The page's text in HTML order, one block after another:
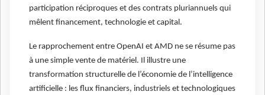
participation réciproques et des contrats pluriannuels qui
mêlent financement, technologie et capital.
Le rapprochement entre OpenAI et AMD ne se résume pas
à une simple vente de matériel. Il illustre une
transformation structurelle de l’économie de l’intelligence
artificielle : les flux financiers, industriels et technologiques